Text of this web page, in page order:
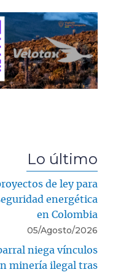
Lo último
de ley para
energética
en Colombia
05/Agosto/2026
niega vínculos
minería ilegal tras